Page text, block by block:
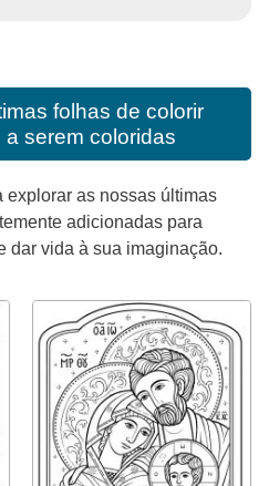
folhas de colorir
serem coloridas
explorar as nossas últimas
adicionadas para
dar vida à sua imaginação.